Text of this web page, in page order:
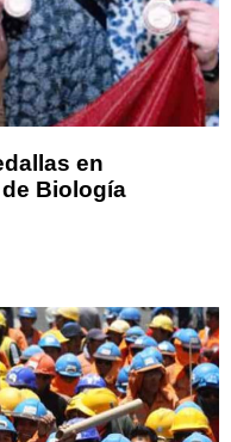
en
Biología